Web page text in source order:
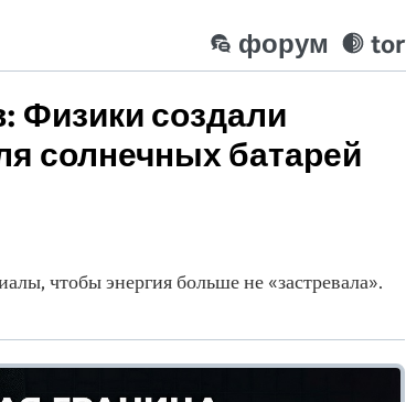
tor
форум
Физики создали
солнечных батарей
чтобы энергия больше не «застревала».